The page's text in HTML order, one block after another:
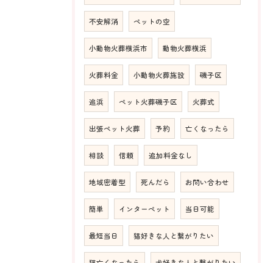
不安解消 ペットの空
小動物火葬横浜市 動物火葬横浜
火葬料金 小動物火葬施設 磯子区
追浜 ペット火葬磯子区 火葬式
出張ペット火葬 予約 亡くなったら
相談 信頼 追加料金なし
地域密着型 死んだら お問い合わせ
簡単 インターペット 当日可能
最短当日 猫好きな人と繋がりたい